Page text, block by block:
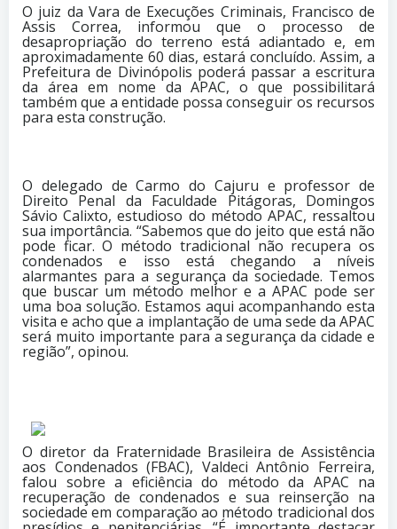
O juiz da Vara de Execuções Criminais, Francisco de
Assis Correa, informou que o processo de
desapropriação do terreno está adiantado e, em
aproximadamente 60 dias, estará concluído. Assim, a
Prefeitura de Divinópolis poderá passar a escritura
da área em nome da APAC, o que possibilitará
também que a entidade possa conseguir os recursos
para esta construção.
O delegado de Carmo do Cajuru e professor de
Direito Penal da Faculdade Pitágoras, Domingos
Sávio Calixto, estudioso do método APAC, ressaltou
sua importância. “Sabemos que do jeito que está não
pode ficar. O método tradicional não recupera os
condenados e isso está chegando a níveis
alarmantes para a segurança da sociedade. Temos
que buscar um método melhor e a APAC pode ser
uma boa solução. Estamos aqui acompanhando esta
visita e acho que a implantação de uma sede da APAC
será muito importante para a segurança da cidade e
região”, opinou.
O diretor da Fraternidade Brasileira de Assistência
aos Condenados (FBAC), Valdeci Antônio Ferreira,
falou sobre a eficiência do método da APAC na
recuperação de condenados e sua reinserção na
sociedade em comparação ao método tradicional dos